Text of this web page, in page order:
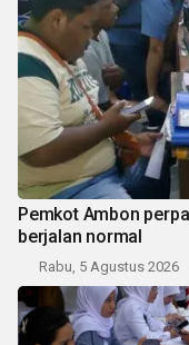
Pemkot Ambon
berjalan normal
Rabu, 5 Agustus 2026